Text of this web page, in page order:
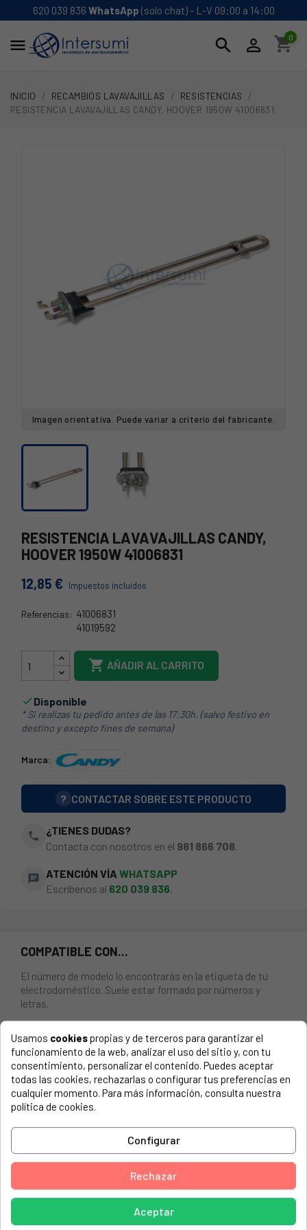
620 039 836 WhatsApp (solo chat) - L-V 09:00 a 14:00
 search  shopping_cart
0
INICIO RECAMBIOS LAVAVAJILLAS
RESISTENCIAS
RESISTENCIA LAVAVAJILLAS CANDY, HOOVER 1950W 41006831
Imagen orientativa. Puede variar a criterio del fabricante.
RESISTENCIA LAVAVAJILLAS CANDY,
HOOVER 1950W 41006831
12,85 € Impuestos incluidos
Referencias: 41006831
41019592
 AÑADIR AL CARRITO
Disponible
* Si realizas tu pedido antes de las 17:30h. (salvo festivo en
destino y excepto fines de semana)
Marca:
? CONTACTAR SOBRE ESTE PRODUCTO
phone
¿TIENES DUDAS?
Contacta con nosotros en el 981 866 708
chat ATENCIÓN VÍA WHATSAPP
Escríbenos al 620 039 836.
COMPATIBLE CON...
El número de modelo lo encontrarás en la etiqueta de tu
electrodoméstico. Suele estar formado por números y
letras.
RESISTENCIA LAVAVAJILLAS CANDY, HOOVER. 1950W,
230V. LONGITUD: 300 MM. BRIDA: 50X28MM
CANDY, 640 (CE)
CANDY, CB 13L8B-80
CANDY, CD 132/1-S
Usamos cookiespropias y de terceros para garantizar el
funcionamiento de la web, analizar el uso del sitio y, con tu
consentimiento, personalizar el contenido. Puedes aceptar
todas las cookies, rechazarlas o configurar tus preferencias en
cualquier momento. Para más información, consulta nuestra
política de cookies.
Configurar
Rechazar
Aceptar